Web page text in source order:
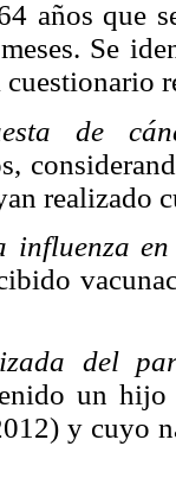
años que
Se
cuestionario
de
realizado
influenza
del
un
y cuyo